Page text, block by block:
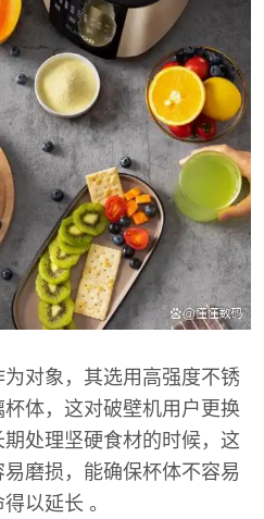
对象，其选用高强度不锈
体，这对破壁机用户更换
处理坚硬食材的时候，这
磨损，能确保杯体不容易
以延长 。